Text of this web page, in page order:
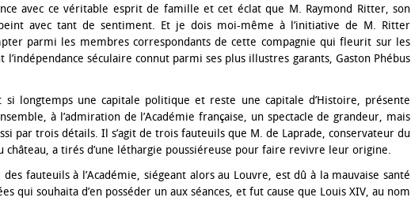
avec ce véritable esprit de famille et cet éclat que M. Raymond Ritter, son
avec tant de sentiment. Et je dois moi-même à l’initiative de M. Ritter
parmi les membres correspondants de cette compagnie qui fleurit sur les
l’indépendance séculaire connut parmi ses plus illustres garants, Gaston Phébus
longtemps une capitale politique et reste une capitale d’Histoire, présente
à l’admiration de l’Académie française, un spectacle de grandeur, mais
par trois détails. Il s’agit de trois fauteuils que M. de Laprade, conservateur du
château, a tirés d’une léthargie poussiéreuse pour faire revivre leur origine.
fauteuils à l’Académie, siégeant alors au Louvre, est dû à la mauvaise santé
qui souhaita d’en posséder un aux séances, et fut cause que Louis XIV, au nom